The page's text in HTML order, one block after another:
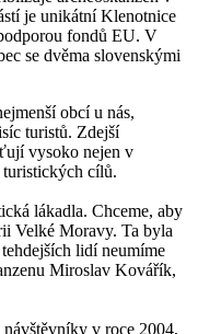
je unikátní Klenotnice
fondů EU. V
se dvěma slovenskými
obcí u nás,
turistů. Zdejší
vysoko nejen v
turistických cílů.
lákadla. Chceme, aby
Velké Moravy. Ta byla
lidí neumíme
Miroslav Kovářík,
v roce 2004,